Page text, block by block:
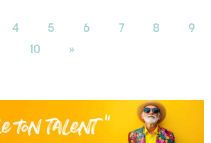
4 5 6 7 8
9
10
»